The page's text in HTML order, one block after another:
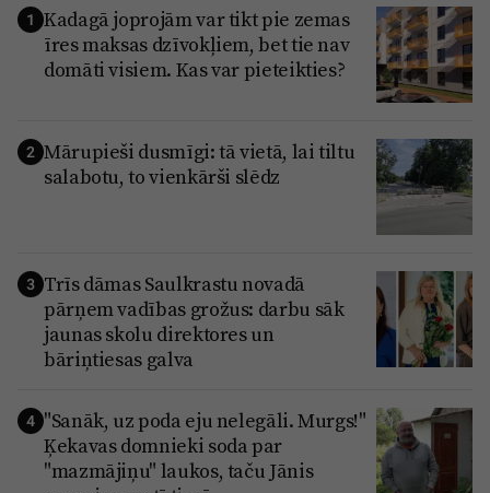
1 Kadagā joprojām var tikt pie zemas
īres maksas dzīvokļiem, bet tie nav
domāti visiem. Kas var pieteikties?
2 Mārupieši dusmīgi: tā vietā, lai tiltu
salabotu, to vienkārši slēdz
3 Trīs dāmas Saulkrastu novadā
pārņem vadības grožus: darbu sāk
jaunas skolu direktores un
bāriņtiesas galva
4 "Sanāk, uz poda eju nelegāli. Murgs!"
Ķekavas domnieki soda par
"mazmājiņu" laukos, taču Jānis